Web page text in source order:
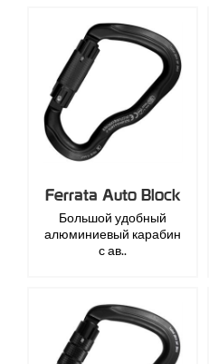
Ferrata Auto Block
Большой удобный
алюминиевый карабин
с ав..